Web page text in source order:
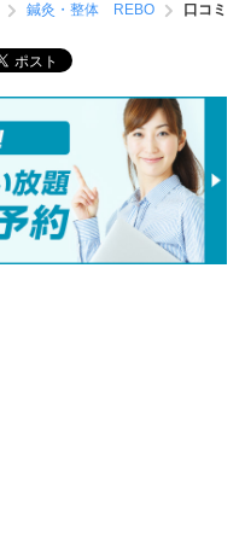
鍼灸・整体 REBO 口コミ